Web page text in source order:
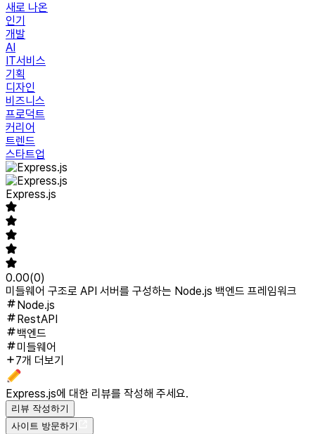
새로 나온
인기
개발
AI
IT서비스
기획
디자인
비즈니스
프로덕트
커리어
트렌드
스타트업
Express.js
0.00(0)
미들웨어 구조로 API 서버를 구성하는 Node.js 백엔드 프레임워크
Node.js
RestAPI
백엔드
미들웨어
7개 더보기
Express.js에 대한 리뷰를 작성해 주세요.
리뷰 작성하기
사이트 방문하기